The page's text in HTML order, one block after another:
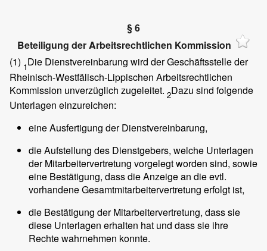
§ 6
Beteiligung der Arbeitsrechtlichen Kommission
(1) 1Die Dienstvereinbarung wird der Geschäftsstelle der
Rheinisch-Westfälisch-Lippischen Arbeitsrechtlichen
Kommission unverzüglich zugeleitet. 2Dazu sind folgende
Unterlagen einzureichen:
eine Ausfertigung der Dienstvereinbarung,
die Aufstellung des Dienstgebers, welche Unterlagen
der Mitarbeitervertretung vorgelegt worden sind, sowie
eine Bestätigung, dass die Anzeige an die evtl.
vorhandene Gesamtmitarbeitervertretung erfolgt ist,
die Bestätigung der Mitarbeitervertretung, dass sie
diese Unterlagen erhalten hat und dass sie ihre
Rechte wahrnehmen konnte.